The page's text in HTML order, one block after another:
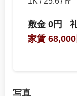
敷金 0円
家賃 68,000
写真